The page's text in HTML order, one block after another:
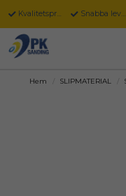
Kvalitetsprodukter Snabba leveranser
Hem SLIPMATERIAL